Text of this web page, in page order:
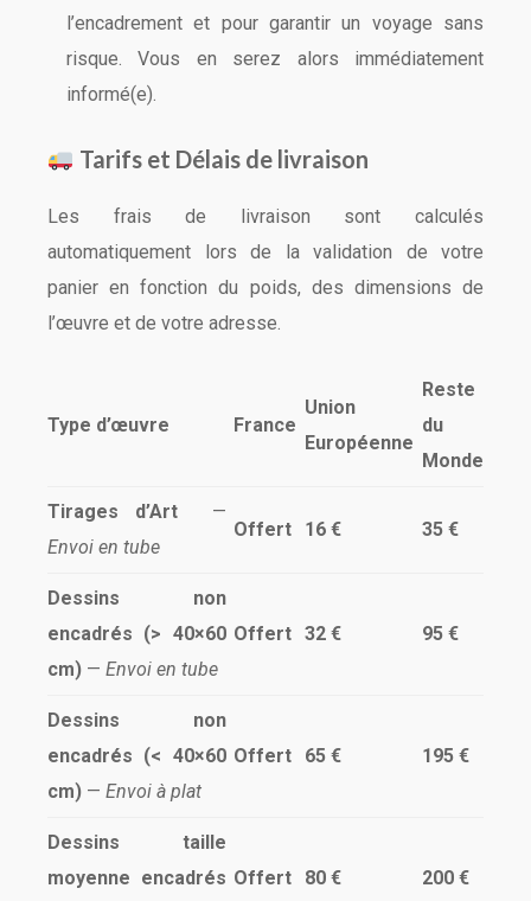
l’encadrement et pour garantir un voyage sans
risque. Vous en serez alors immédiatement
informé(e).
Tarifs et Délais de livraison
Les frais de livraison sont calculés
automatiquement lors de la validation de votre
panier en fonction du poids, des dimensions de
l’œuvre et de votre adresse.
Type d’œuvre France
Union
Européenne
Reste
du
Monde
Tirages d’Art —
Envoi en tube
Offert 16 € 35 €
Dessins non
encadrés (> 40×60
cm) — Envoi en tube
Offert 32 € 95 €
Dessins non
encadrés (< 40×60
cm) — Envoi à plat
Offert 65 € 195 €
Dessins taille
moyenne encadrés Offert 80 € 200 €